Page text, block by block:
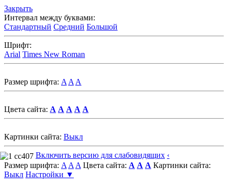
Закрыть
Интервал между буквами:
Стандартный Средний Большой
Шрифт:
Arial Times New Roman
Размер шрифта: A A A
Цвета сайта: A A A A A
Картинки сайта: Выкл
Включить версию для слабовидящих ‹
Размер шрифта: A A A Цвета сайта: A A A Картинки сайта:
Выкл Настройки ▼